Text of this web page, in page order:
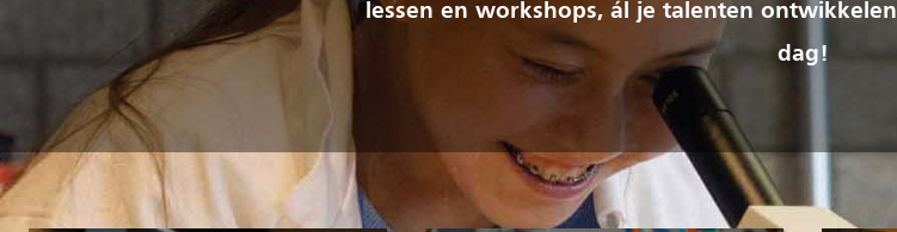
lessen en workshops, ál je talenten
dag!